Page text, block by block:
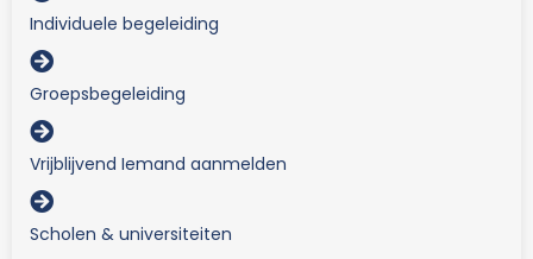
Individuele begeleiding
Groepsbegeleiding
Vrijblijvend Iemand aanmelden
Scholen & universiteiten